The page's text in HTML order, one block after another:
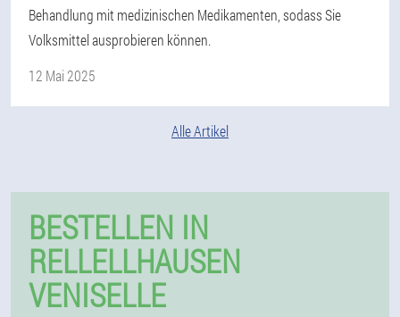
Behandlung mit medizinischen Medikamenten, sodass Sie
Volksmittel ausprobieren können.
12 Mai 2025
Alle Artikel
BESTELLEN IN
RELLELLHAUSEN
VENISELLE